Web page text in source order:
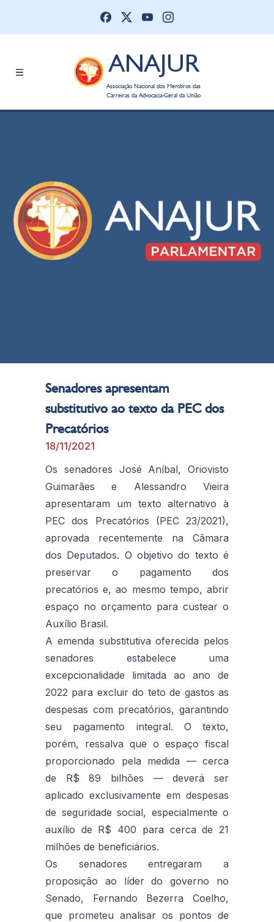
ANAJUR
Associação Nacional dos Membros das
Carreiras da Advocacia-Geral da União
Senadores apresentam
substitutivo ao texto da PEC dos
Precatórios
18/11/2021
Os senadores José Aníbal, Oriovisto
Guimarães e Alessandro Vieira
apresentaram um texto alternativo à
PEC dos Precatórios (PEC 23/2021),
aprovada recentemente na Câmara
dos Deputados. O objetivo do texto é
preservar o pagamento dos
precatórios e, ao mesmo tempo, abrir
espaço no orçamento para custear o
Auxílio Brasil.
A emenda substitutiva oferecida pelos
senadores estabelece uma
excepcionalidade limitada ao ano de
2022 para excluir do teto de gastos as
despesas com precatórios, garantindo
seu pagamento integral. O texto,
porém, ressalva que o espaço fiscal
proporcionado pela medida — cerca
de R$ 89 bilhões — deverá ser
aplicado exclusivamente em despesas
de seguridade social, especialmente o
auxílio de R$ 400 para cerca de 21
milhões de beneficiários.
Os senadores entregaram a
proposição ao líder do governo no
Senado, Fernando Bezerra Coelho,
que prometeu analisar os pontos de